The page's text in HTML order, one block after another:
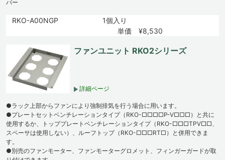
バー
RKO-A00NGP
1個入り
単価 ¥8,530
ファンユニット RKO2シリーズ
詳細ページ
●ラック上部からファンにより強制排気を行う場合に用います。
●プレートセットベンチレーションタイプ（RKO-□□□□P-V□□□）と共に
使用するか、トッププレートベンチレーションタイプ（RKO-□□□TPV□□、
スペーサは使用しない）、ルーフトップ（RKO-□□□RT□）と併用できま
す。
●別売のファンモーター、ファンモーターグロメット、フィンガーガードが取